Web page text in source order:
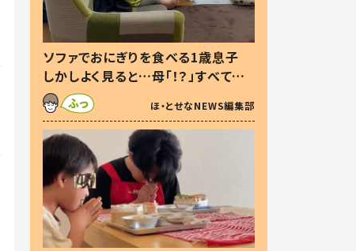
ソファでおにぎりを食べる1歳息子
しかしよく見ると…母「！？」すべてを
察した母の投稿に「可愛いから許
す！」「現行犯〜」
ほ・とせなNEWS編集部